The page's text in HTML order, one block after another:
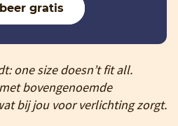
gratis
one size doesn’t fit all.
bovengenoemde
bij jou voor verlichting zorgt.